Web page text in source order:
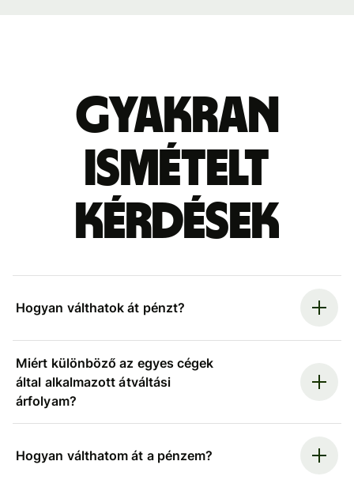
Gyakran
ismételt
kérdések
Hogyan válthatok át pénzt?
Miért különböző az egyes cégek
által alkalmazott átváltási
árfolyam?
Hogyan válthatom át a pénzem?